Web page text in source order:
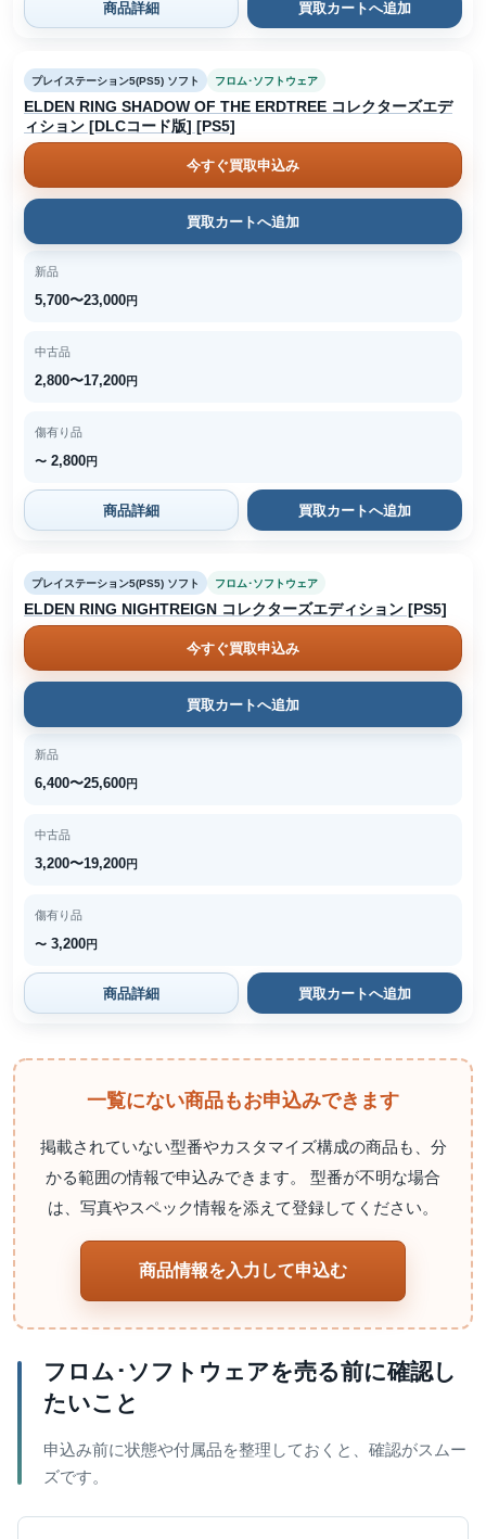
商品詳細 買取カートへ追加
プレイステーション5(PS5) ソフト フロム･ソフトウェア
ELDEN RING SHADOW OF THE ERDTREE コレクターズエデ
ィション [DLCコード版] [PS5]
今すぐ買取申込み
買取カートへ追加
新品
5,700〜23,000円
中古品
2,800〜17,200円
傷有り品
〜 2,800円
商品詳細 買取カートへ追加
プレイステーション5(PS5) ソフト フロム･ソフトウェア
ELDEN RING NIGHTREIGN コレクターズエディション [PS5]
今すぐ買取申込み
買取カートへ追加
新品
6,400〜25,600円
中古品
3,200〜19,200円
傷有り品
〜 3,200円
商品詳細 買取カートへ追加
一覧にない商品もお申込みできます
掲載されていない型番やカスタマイズ構成の商品も、分
かる範囲の情報で申込みできます。 型番が不明な場合
は、写真やスペック情報を添えて登録してください。
商品情報を入力して申込む
フロム･ソフトウェアを売る前に確認し
たいこと
申込み前に状態や付属品を整理しておくと、確認がスムー
ズです。